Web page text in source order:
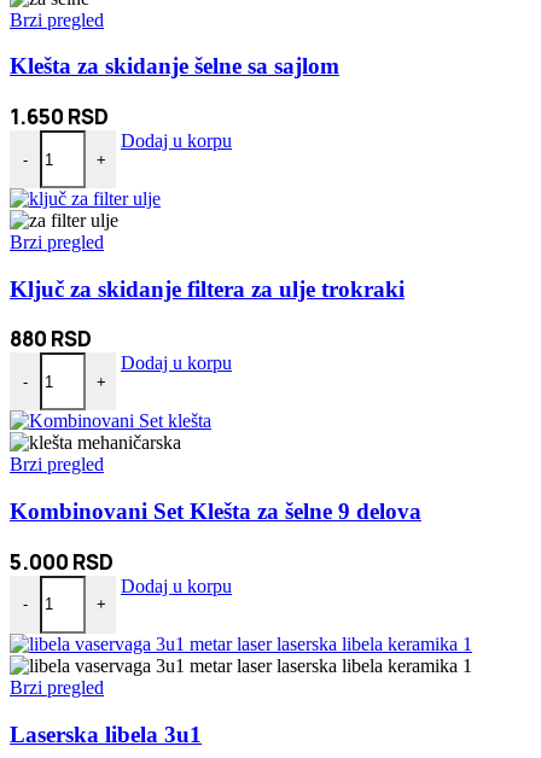
Brzi pregled
Klešta za skidanje šelne sa sajlom
1.650 RSD
-
Klešta za skidanje šelne sa sajlom količina
+
Dodaj u korpu
Brzi pregled
Ključ za skidanje filtera za ulje trokraki
880 RSD
-
Ključ za skidanje filtera za ulje trokraki količina
+
Dodaj u korpu
Brzi pregled
Kombinovani Set Klešta za šelne 9 delova
5.000 RSD
-
Kombinovani Set Klešta za šelne 9 delova količina
+
Dodaj u korpu
Brzi pregled
Laserska libela 3u1